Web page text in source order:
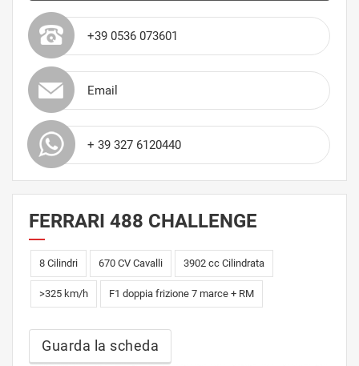
+39 0536 073601
Email
+ 39 327 6120440
FERRARI 488 CHALLENGE
8 Cilindri 670 CV Cavalli 3902 cc Cilindrata
>325 km/h F1 doppia frizione 7 marce + RM
Guarda la scheda